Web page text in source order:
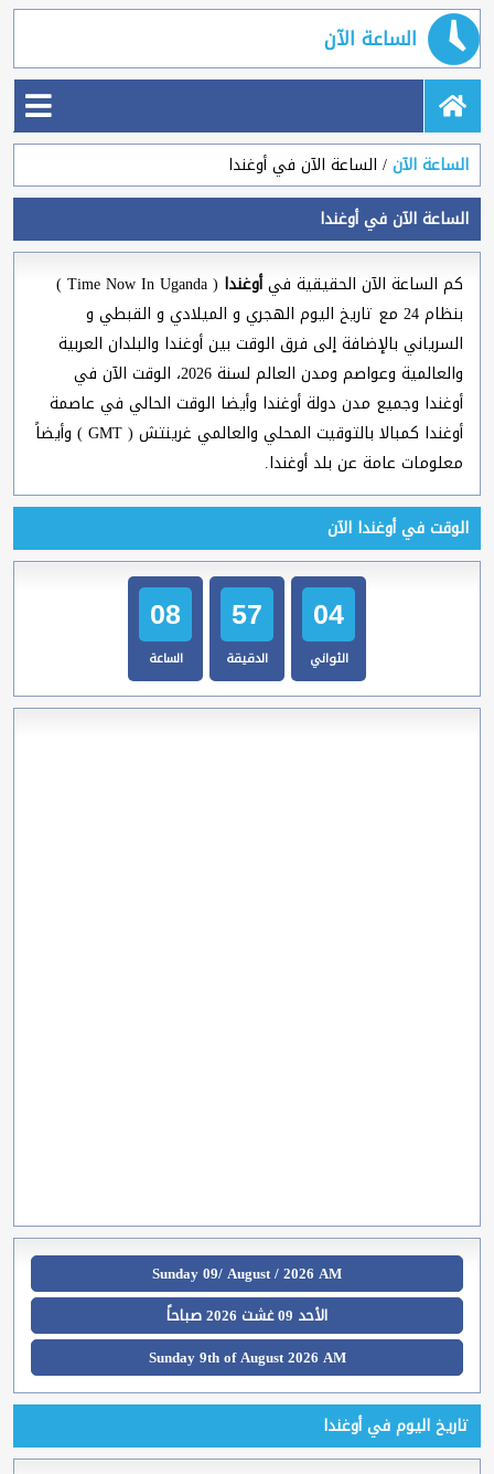
الساعة الآن
الساعة الآن الساعة الآن في أوغندا
الساعة الآن في أوغندا
كم الساعة الآن الحقيقية فيأوغندا
( Time Now In Uganda )
بنظام 24 مع تاريخ اليوم الهجري و الميلادي و القبطي و
السرياني بالإضافة إلى فرق الوقت بين أوغندا والبلدان العربية
والعالمية وعواصم ومدن العالم لسنة 2026، الوقت الآن في
أوغندا وجميع مدن دولة أوغندا وأيضا الوقت الحالي في عاصمة
أوغندا كمبالا بالتوقيت المحلي والعالمي غرينتش ( GMT ) وأيضاً
معلومات عامة عن بلد أوغندا.
الوقت في أوغندا الآن
08
الساعة
57
الدقيقة
05
الثواني
Sunday 09/ August / 2026 AM
الأحد 09 غشت 2026 صباحاً
Sunday 9th of August 2026 AM
تاريخ اليوم في أوغندا